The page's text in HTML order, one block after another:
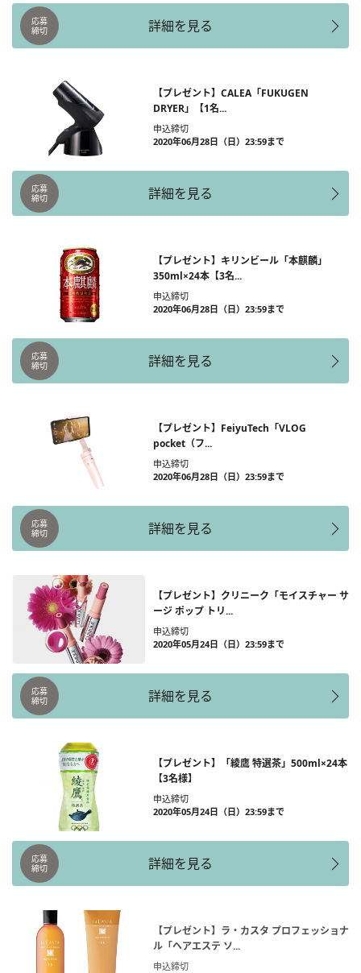
詳細を見る
応募
締切
【プレゼント】CALEA「FUKUGEN
DRYER」【1名...
申込締切
2020年06月28日（日）23:59まで
詳細を見る
応募
締切
【プレゼント】キリンビール「本麒麟」
350ml×24本【3名...
申込締切
2020年06月28日（日）23:59まで
詳細を見る
応募
締切
【プレゼント】FeiyuTech「VLOG
pocket（フ...
申込締切
2020年06月28日（日）23:59まで
詳細を見る
応募
締切
【プレゼント】クリニーク「モイスチャー サ
ージ ポップ トリ...
申込締切
2020年05月24日（日）23:59まで
詳細を見る
応募
締切
【プレゼント】「綾鷹 特選茶」500ml×24本
【3名様】
申込締切
2020年05月24日（日）23:59まで
詳細を見る
応募
締切
【プレゼント】ラ・カスタ プロフェッショナ
ル「ヘアエステ ソ...
申込締切